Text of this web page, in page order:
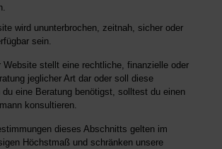
wird ununterbrochen, zeitnah, sicher oder
sein.
Website stellt eine rechtliche, finanzielle oder
jeglicher Art dar oder soll diese
eine Beratung benötigst, solltest du einen
konsultieren.
dieses Abschnitts gelten im
Höchstmaß und schränken unsere